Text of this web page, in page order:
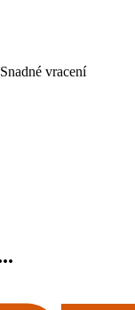
Snadné vracení